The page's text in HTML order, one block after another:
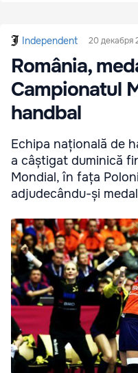
Independent 20 декабря
România,
Campionatul
handbal
Echipa națională de
a câștigat duminică
Mondial, în fața
adjudecându-și